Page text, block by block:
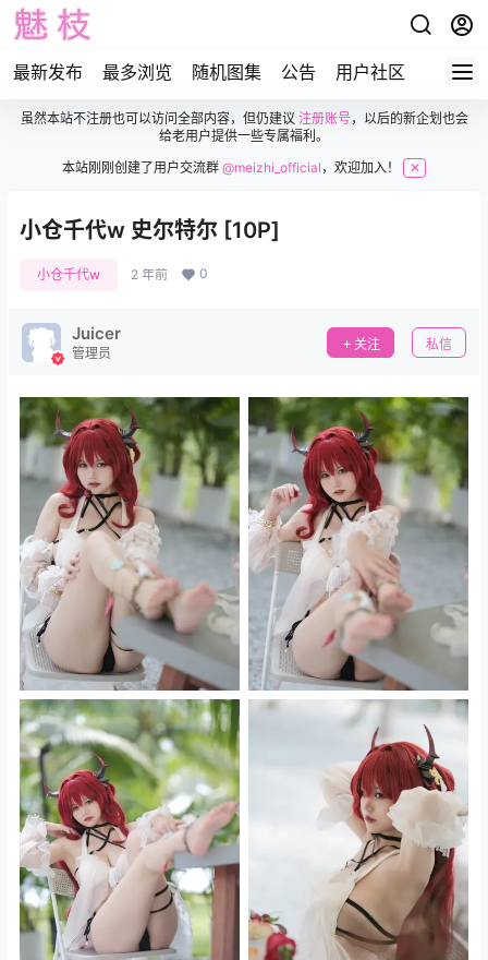
最新发布 最多浏览 随机图集 公告 用户社区
虽然本站不注册也可以访问全部内容，但仍建议 注册账号，以后的新企划也会
给老用户提供一些专属福利。
本站刚刚创建了用户交流群@meizhi_official ，欢迎加入！ ✕
小仓千代w 史尔特尔 [10P]
小仓千代w 2 年前 0
Juicer
管理员
关注 私信